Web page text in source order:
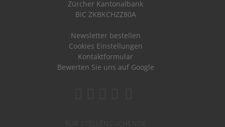
Zürcher Kantonalbank
BIC ZKBKCHZZ80A
Newsletter bestellen
Cookies Einstellungen
Kontaktformular
Bewerten Sie uns auf Google